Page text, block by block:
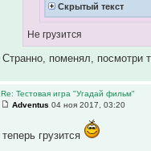
Скрытый текст
Не грузится
Странно, поменял, посмотри
Re: Тестовая игра "Угадай фильм"
Adventus 04 ноя 2017, 03:20
теперь грузится